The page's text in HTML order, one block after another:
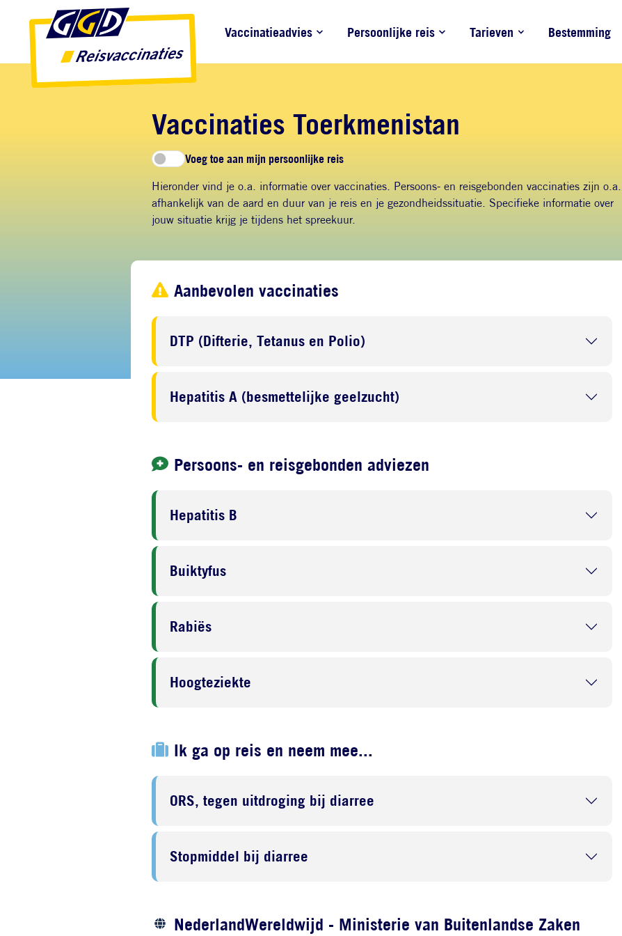
Direct naar inhoud
Direct naar hoofdnavigatie
Direct naar zoekfunctie
Hoofdnavigatie
Vaccinatieadvies Persoonlijke reis Tarieven Bestemming
Vaccinaties Toerkmenistan
Voeg toe aan mijn persoonlijke reis
Hieronder vind je o.a. informatie over vaccinaties. Persoons- en reisgebonden vaccinaties zijn o.a.
afhankelijk van de aard en duur van je reis en je gezondheidssituatie. Specifieke informatie over
jouw situatie krijg je tijdens het spreekuur.
Aanbevolen vaccinaties
DTP (Difterie, Tetanus en Polio)
Hepatitis A (besmettelijke geelzucht)
Persoons- en reisgebonden adviezen
Hepatitis B
Buiktyfus
Rabiës
Hoogteziekte
Ik ga op reis en neem mee...
ORS, tegen uitdroging bij diarree
Stopmiddel bij diarree
NederlandWereldwijd - Ministerie van Buitenlandse Zaken